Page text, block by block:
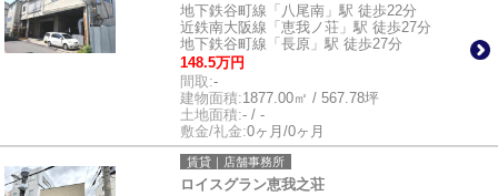
地下鉄谷町線「八尾南」駅 徒歩22分
近鉄南大阪線「恵我ノ荘」駅 徒歩27分
地下鉄谷町線「長原」駅 徒歩27分
148.5万円
間取:-
建物面積:1877.00㎡ / 567.78坪
土地面積:- / -
敷金/礼金:0ヶ月/0ヶ月
賃貸｜店舗事務所
ロイスグラン恵我之荘